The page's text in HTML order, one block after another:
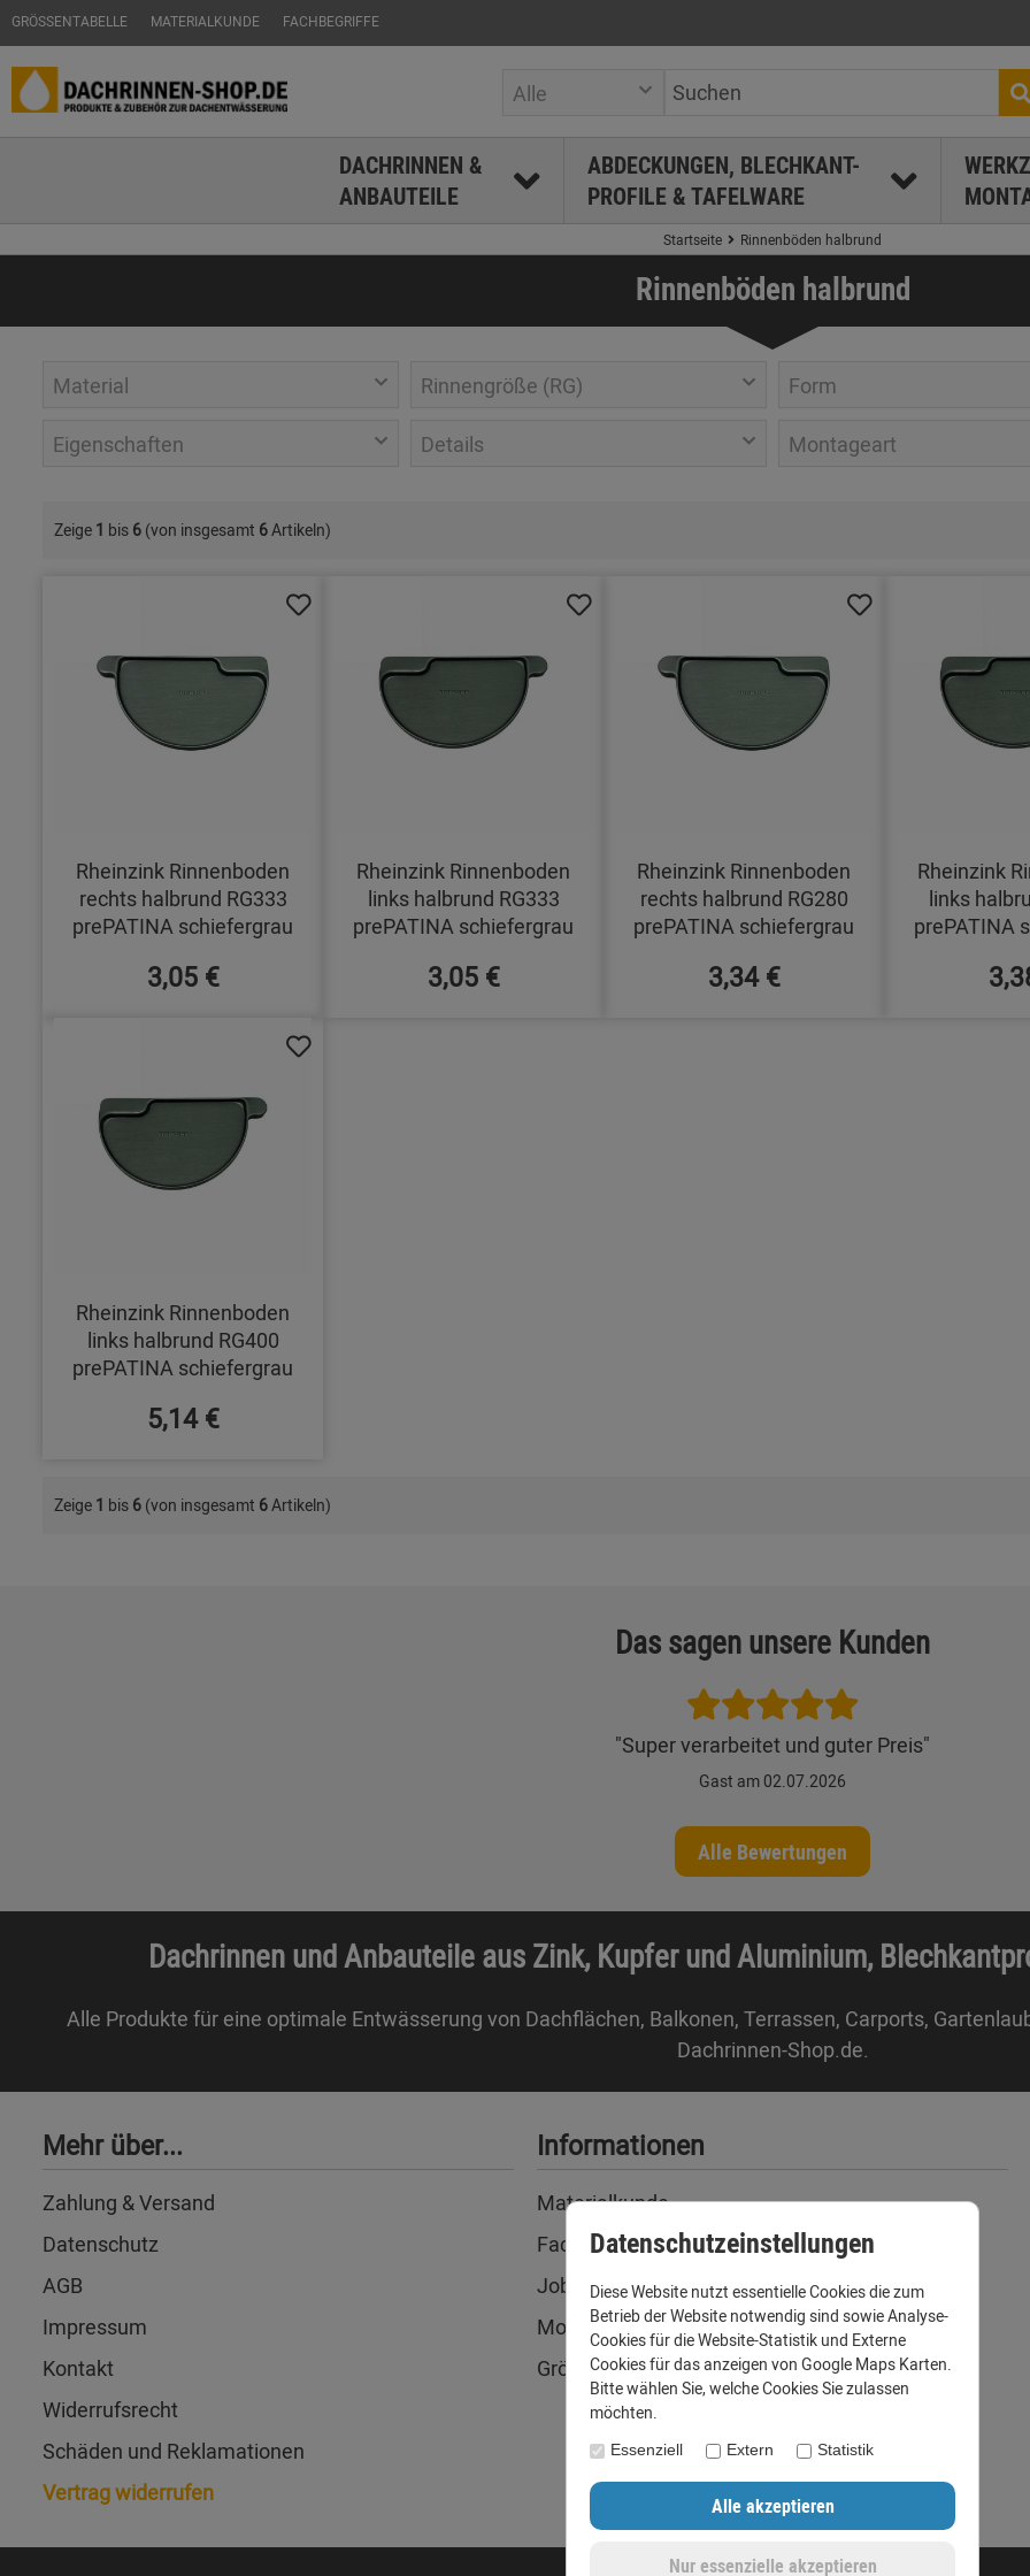
GRÖSSENTABELLE MATERIALKUNDE FACHBEGRIFFE
Alle
DACHRINNEN &
ANBAUTEILE
ABDECKUNGEN, BLECHKANT-
PROFILE & TAFELWARE
Startseite Rinnenböden halbrund
Rinnenböden halbrund
Material Rinnengröße (RG) Form
Eigenschaften Details Montageart
Zeige 1 bis 6 (von insgesamt 6Artikeln)
Rheinzink Rinnenboden
rechts halbrund RG333
prePATINA schiefergrau
3,05 €
Rheinzink Rinnenboden
links halbrund RG333
prePATINA schiefergrau
3,05 €
Rheinzink Rinnenboden
rechts halbrund RG280
prePATINA schiefergrau
3,34 €
Rheinzink
links
prePATINA
Rheinzink Rinnenboden
links halbrund RG400
prePATINA schiefergrau
5,14 €
Zeige 1 bis 6 (von insgesamt 6Artikeln)
Das sagen unsere Kunden
"Super verarbeitet und guter Preis"
Gast am 02.07.2026
Alle Bewertungen
Dachrinnen und Anbauteile aus Zink, Kupfer und Aluminium,
Alle Produkte für eine optimale Entwässerung von Dachflächen, Balkonen, Terrassen, Carports,
Dachrinnen-Shop.de.
Mehr über...
Zahlung & Versand
Datenschutz
AGB
Impressum
Kontakt
Widerrufsrecht
Schäden und Reklamationen
Vertrag widerrufen
Informationen
Materialkunde
Fachbegriffe
Jobs
Montage und Installationshilfen
Größentabelle
Datenschutzeinstellungen
Diese Website nutzt essentielle Cookies die zum
Betrieb der Website notwendig sind sowie Analyse-
Cookies für die Website-Statistik und Externe
Cookies für das anzeigen von Google Maps Karten.
Bitte wählen Sie, welche Cookies Sie zulassen
möchten.
Essenziell Extern Statistik